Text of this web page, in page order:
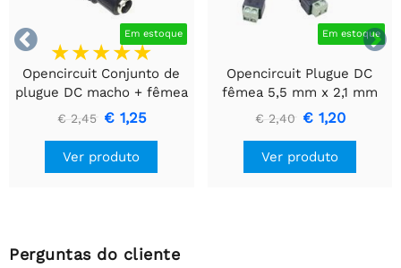

 Em estoque
Opencircuit Conjunto de
plugue DC macho + fêmea
- 5,5 mm x 2,1 mm para
bloco de terminais
€ 2,45 € 1,25
Ver produto
Em estoque
Opencircuit Plugue DC
fêmea 5,5 mm x 2,1 mm
para bloco de terminais -
5 peças
€ 2,40 € 1,20
Ver produto
Perguntas do cliente